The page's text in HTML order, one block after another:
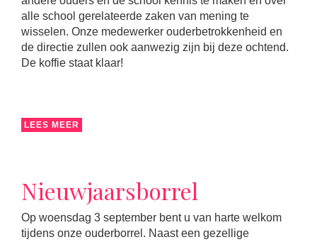
alle school gerelateerde zaken van mening te
wisselen. Onze medewerker ouderbetrokkenheid en
de directie zullen ook aanwezig zijn bij deze ochtend.
De koffie staat klaar!
LEES MEER
Nieuwjaarsborrel
Op woensdag 3 september bent u van harte welkom
tijdens onze ouderborrel. Naast een gezellige